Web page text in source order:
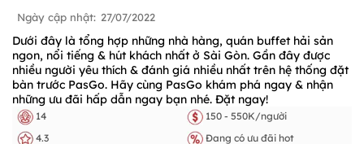
Ngày cập nhật: 27/07/2022
Dưới đây là tổng hợp những nhà hàng, quán buffet hải sản
ngon, nổi tiếng & hút khách nhất ở Sài Gòn. Gần đây được
nhiều người yêu thích & đánh giá nhiều nhất trên hệ thống đặt
bàn trước PasGo. Hãy cùng PasGo khám phá ngay & nhận
những ưu đãi hấp dẫn ngay bạn nhé. Đặt ngay!
14
150 - 550K/người
4.3
Đang có ưu đãi hot